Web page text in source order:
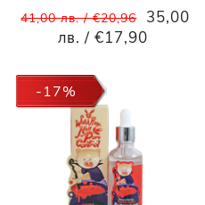
41,00 лв. / €20,96
35,00
лв. / €17,90
-17%